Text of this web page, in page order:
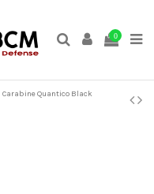
0
Carabine Quantico Black